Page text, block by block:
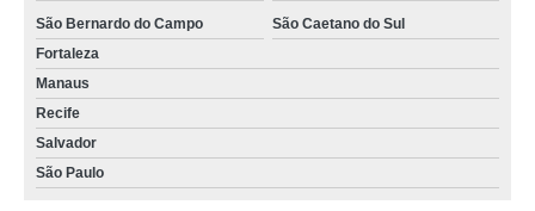
São Bernardo do Campo
São Caetano do Sul
Fortaleza
Manaus
Recife
Salvador
São Paulo